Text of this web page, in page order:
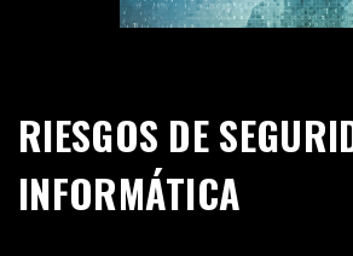
RIESGOS DE
INFORMÁTICA